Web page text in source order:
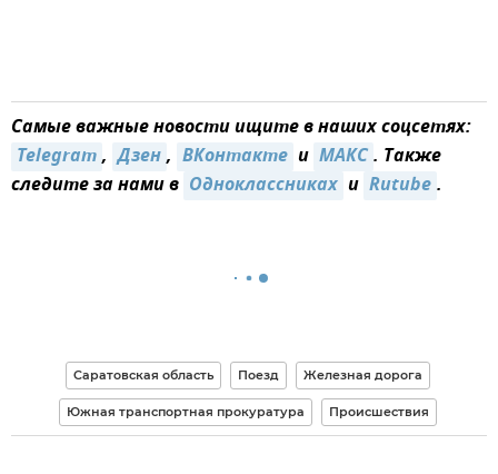
Самые важные новости ищите в наших соцсетях:
Telegram, Дзен, ВКонтакте и MAКС. Также
следите за нами в Одноклассниках и Rutube.
Саратовская область Поезд Железная дорога
Южная транспортная прокуратура Происшествия